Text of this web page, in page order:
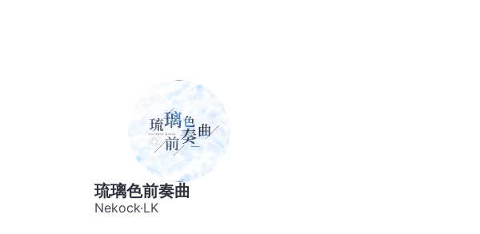
琉璃色前奏曲
Nekock·LK